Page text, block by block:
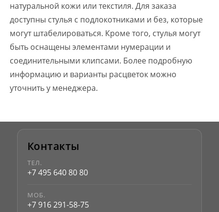
натуральной кожи или текстиля. Для заказа
доступны стулья с подлокотниками и без, которые
могут штабелироваться. Кроме того, стулья могут
быть оснащены элементами нумерации и
соединительными клипсами. Более подробную
информацию и варианты расцветок можно
уточнить у менеджера.
Контакты
ТЕЛ.
+7 495 640 80 80
МОБ.
+7 916 291-58-75